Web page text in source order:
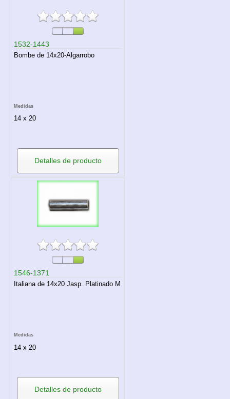
1532-1443
Bombe de 14x20-Algarrobo
Medidas
14 x 20
Detalles de producto
1546-1371
Italiana de 14x20 Jasp. Platinado M
Medidas
14 x 20
Detalles de producto